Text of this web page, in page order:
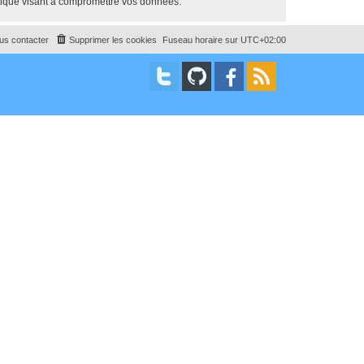
Fuseau horaire sur UTC+02:00
Supprimer les cookies
contacter